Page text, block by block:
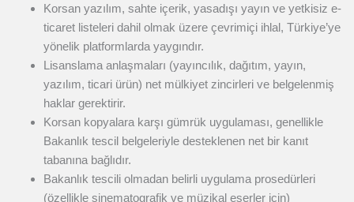
Korsan yazılım, sahte içerik, yasadışı yayın ve yetkisiz e-
ticaret listeleri dahil olmak üzere çevrimiçi ihlal, Türkiye’ye
yönelik platformlarda yaygındır.
Lisanslama anlaşmaları (yayıncılık, dağıtım, yayın,
yazılım, ticari ürün) net mülkiyet zincirleri ve belgelenmiş
haklar gerektirir.
Korsan kopyalara karşı gümrük uygulaması, genellikle
Bakanlık tescil belgeleriyle desteklenen net bir kanıt
tabanına bağlıdır.
Bakanlık tescili olmadan belirli uygulama prosedürleri
(özellikle sinematografik ve müzikal eserler için)